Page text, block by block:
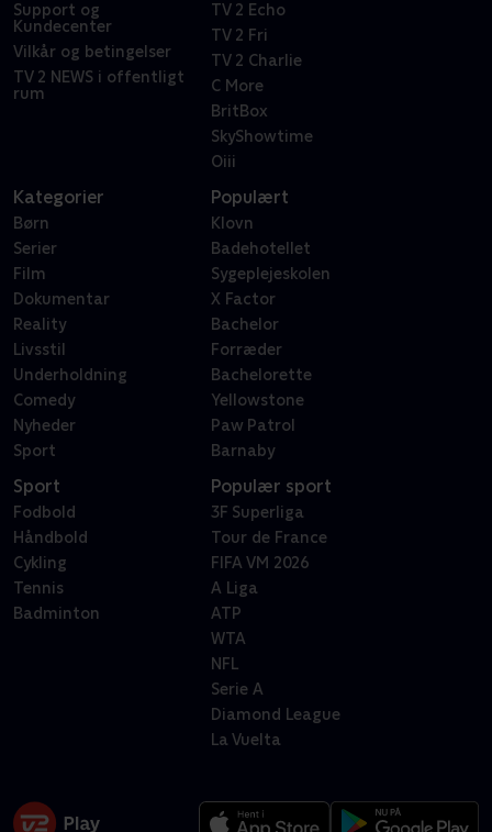
Support og
Kundecenter
Vilkår og betingelser
TV 2 NEWS i offentligt
rum
TV 2 Echo
TV 2 Fri
TV 2 Charlie
C More
BritBox
SkyShowtime
Oiii
Kategorier
Børn
Serier
Film
Dokumentar
Reality
Livsstil
Underholdning
Comedy
Nyheder
Sport
Populært
Klovn
Badehotellet
Sygeplejeskolen
X Factor
Bachelor
Forræder
Bachelorette
Yellowstone
Paw Patrol
Barnaby
Sport
Fodbold
Håndbold
Cykling
Tennis
Badminton
Populær sport
3F Superliga
Tour de France
FIFA VM 2026
A Liga
ATP
WTA
NFL
Serie A
Diamond League
La Vuelta